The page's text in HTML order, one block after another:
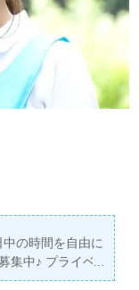
の時間を自由に
集中♪ プライベ
資格を活かしな